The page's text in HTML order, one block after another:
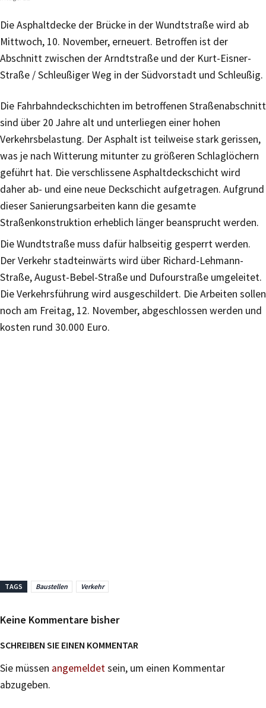
Die Asphaltdecke der Brücke in der Wundtstraße wird ab
Mittwoch, 10. November, erneuert. Betroffen ist der
Abschnitt zwischen der Arndtstraße und der Kurt-Eisner-
Straße / Schleußiger Weg in der Südvorstadt und Schleußig.
Die Fahrbahndeckschichten im betroffenen Straßenabschnitt
sind über 20 Jahre alt und unterliegen einer hohen
Verkehrsbelastung. Der Asphalt ist teilweise stark gerissen,
was je nach Witterung mitunter zu größeren Schlaglöchern
geführt hat. Die verschlissene Asphaltdeckschicht wird
daher ab- und eine neue Deckschicht aufgetragen. Aufgrund
dieser Sanierungsarbeiten kann die gesamte
Straßenkonstruktion erheblich länger beansprucht werden.
Die Wundtstraße muss dafür halbseitig gesperrt werden.
Der Verkehr stadteinwärts wird über Richard-Lehmann-
Straße, August-Bebel-Straße und Dufourstraße umgeleitet.
Die Verkehrsführung wird ausgeschildert. Die Arbeiten sollen
noch am Freitag, 12. November, abgeschlossen werden und
kosten rund 30.000 Euro.
TAGS Baustellen Verkehr
Keine Kommentare bisher
SCHREIBEN SIE EINEN KOMMENTAR
Sie müssen angemeldetsein, um einen Kommentar
abzugeben.